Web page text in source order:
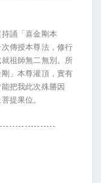
誦「喜金剛本
傳授本尊法，修行
祖師無二無別。所
」本尊灌頂，實有
把我此次殊勝因
提果位。